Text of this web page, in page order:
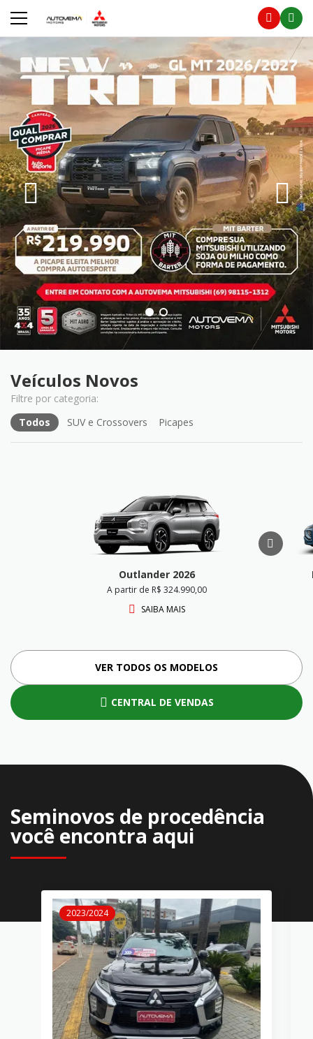
Veículos Novos
Todos SUV e Crossovers Picapes
Outlander 2026
A partir de R$ 324.990,00
SAIBA MAIS
VER TODOS OS MODELOS
CENTRAL DE VENDAS
Seminovos de procedência
você encontra aqui
2023/2024